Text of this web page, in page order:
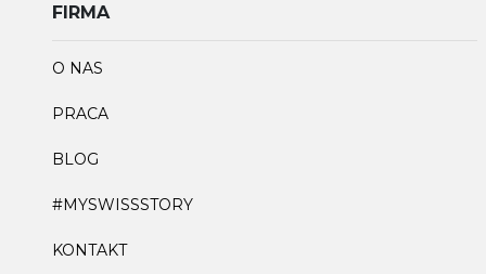
FIRMA
O NAS
PRACA
BLOG
#MYSWISSSTORY
KONTAKT